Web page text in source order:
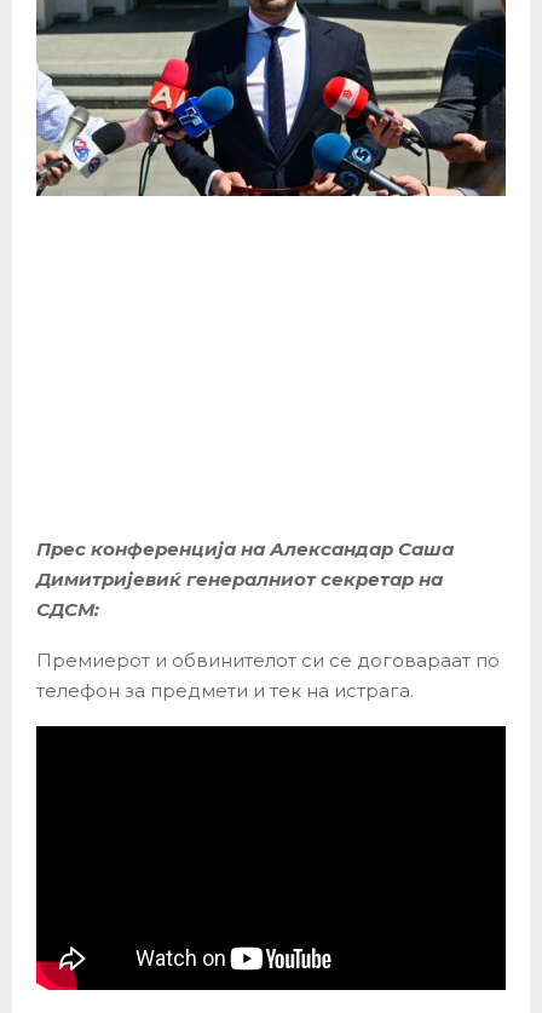
Прес конференција на Александар Саша
Димитријевиќ генералниот секретар на
СДСМ:
Премиерот и обвинителот си се договараат по
телефон за предмети и тек на истрага.